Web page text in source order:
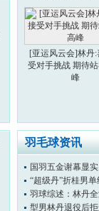
[亚运风云会]林丹:
受对手挑战 期待
峰
羽毛球资讯
国羽五金谢幕显
“超级丹”折桂男
羽球综述：林丹
型男林丹退役后